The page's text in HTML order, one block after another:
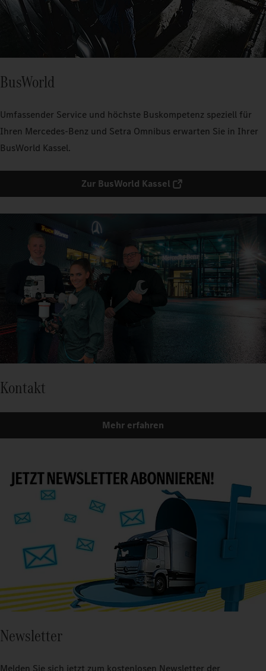
BusWorld
Umfassender Service und höchste Buskompetenz speziell für
Ihren Mercedes-Benz und Setra Omnibus erwarten Sie in Ihrer
BusWorld Kassel.
Zur BusWorld Kassel
Kontakt
Mehr erfahren
Newsletter